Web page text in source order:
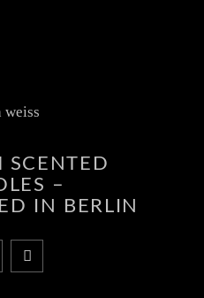
SCENTED
–
IN BERLIN